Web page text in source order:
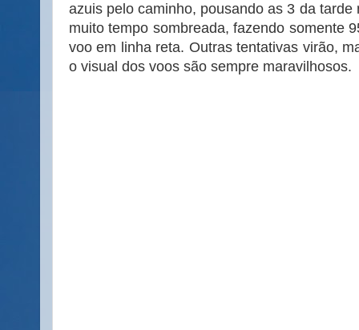
azuis pelo caminho, pousando as 3 da tarde
muito tempo sombreada, fazendo somente
voo em linha reta. Outras tentativas virão,
o visual dos voos são sempre maravilhosos.